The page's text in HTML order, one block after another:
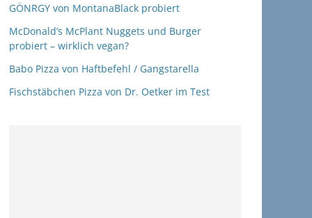
GÖNRGY von MontanaBlack probiert
McDonald’s McPlant Nuggets und Burger
probiert – wirklich vegan?
Babo Pizza von Haftbefehl / Gangstarella
Fischstäbchen Pizza von Dr. Oetker im Test